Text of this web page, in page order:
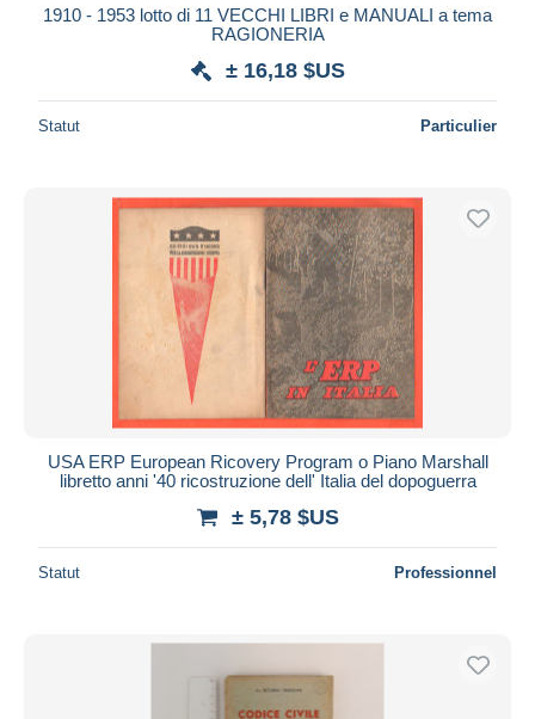
1910 - 1953 lotto di 11 VECCHI LIBRI e MANUALI a tema
RAGIONERIA
± 16,18 $US
Statut Particulier
USA ERP European Ricovery Program o Piano Marshall
libretto anni '40 ricostruzione dell' Italia del dopoguerra
± 5,78 $US
Statut Professionnel